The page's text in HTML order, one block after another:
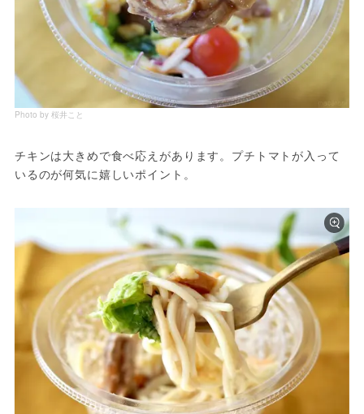
Photo by 桜井こと
チキンは大きめで食べ応えがあります。プチトマトが入って
いるのが何気に嬉しいポイント。